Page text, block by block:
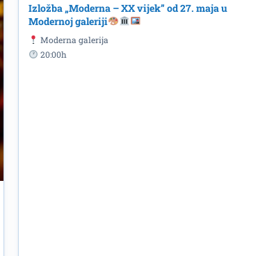
Izložba „Moderna – XX vijek” od 27. maja u
Modernoj galeriji
Moderna galerija
20:00h